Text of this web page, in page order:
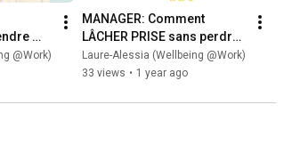
@Work)
MANAGER: Comment
LÂCHER PRISE sans perdre
en LEADERSHIP?
Laure-Alessia (Wellbeing @Work)
33 views • 1 year ago